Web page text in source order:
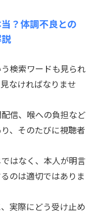
？体調不良との
検索ワードも見られ
なければなりませ
信、喉への負担など
、そのたびに視聴者
はなく、本人が明言
のは適切ではありま
実際にどう受け止め